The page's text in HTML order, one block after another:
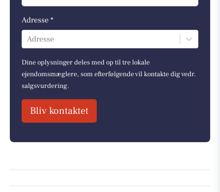
Adresse *
Adresse
Dine oplysninger deles med op til tre lokale
ejendomsmæglere, som efterfølgende vil kontakte dig vedr.
salgsvurdering.
Bliv kontaktet